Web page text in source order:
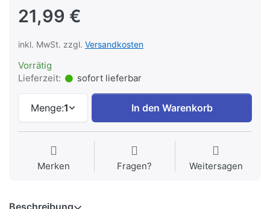
21,99 €
inkl. MwSt. zzgl. Versandkosten
Vorrätig
Lieferzeit:
sofort lieferbar
Menge:1 In den Warenkorb
Merken Fragen? Weitersagen